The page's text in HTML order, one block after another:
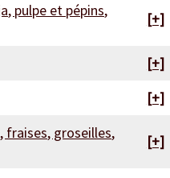
pulpe et pépins,
[+]
[+]
[+]
fraises, groseilles,
[+]